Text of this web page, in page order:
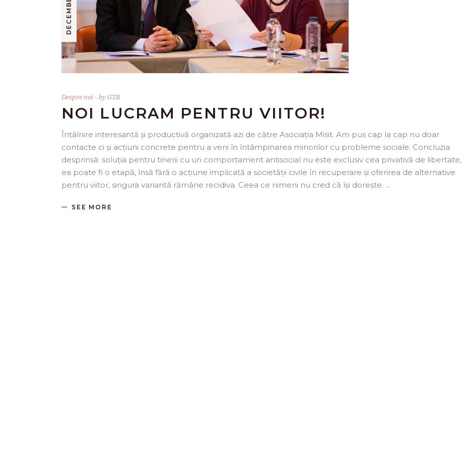
Despre noi byGTR
NOI LUCRAM PENTRU VIITOR!
Întâlnire interesantă și productivă organizată azi de către Asociația Misit. Am pus cap la cap nu doar
contacte ci și acțiuni concrete pentru a veni în întâmpinarea minorilor cu probleme sociale. Concluzia
desprinsă: soluția pentru tinerii cu un comportament antisocial nu este exclusiv cea privativă de libertate,
ea poate fi o etapă, însă fără o acțiune implicată a societății civile în recuperare și oferirea de alternative
pentru viitor, singura variantă rămâne recidiva. Ceea ce nimeni nu cred că își dorește.
SEE MORE